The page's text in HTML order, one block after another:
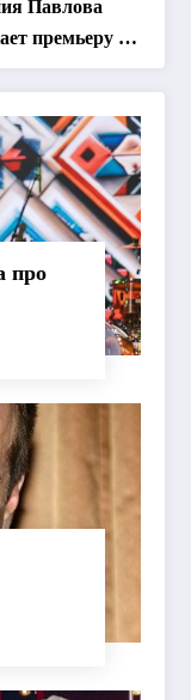
Павлова
премьеру о
сурка и
про